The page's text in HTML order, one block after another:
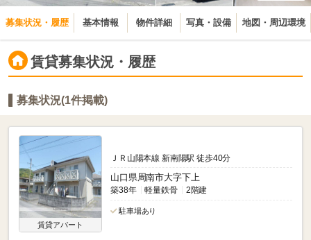
募集状況・履歴 基本情報 物件詳細 写真・設備 地図・周辺環境
賃貸募集状況・履歴
募集状況(1件掲載)
賃貸アパート
ＪＲ山陽本線 新南陽駅 徒歩40分
山口県周南市大字下上
築38年 軽量鉄骨 2階建
駐車場あり